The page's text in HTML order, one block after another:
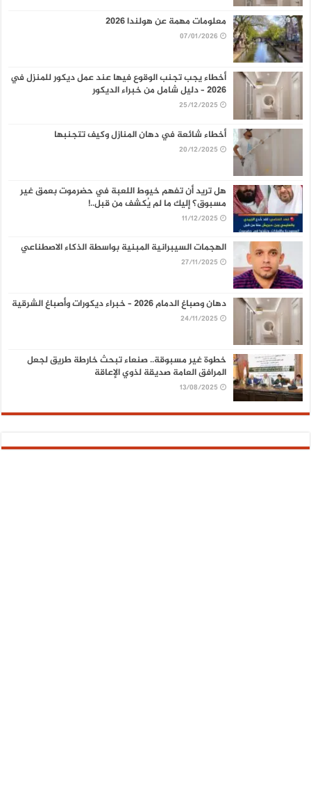
معلومات مهمة عن هولندا 2026
07/01/2026
أخطاء يجب تجنب الوقوع فيها عند عمل ديكور للمنزل في
2026 – دليل شامل من خبراء الديكور
25/12/2025
أخطاء شائعة في دهان المنازل وكيف تتجنبها
20/12/2025
هل تريد أن تفهم خيوط اللعبة في حضرموت بعمق غير
مسبوق؟ إليك ما لم يُكشف من قبل..!
11/12/2025
الهجمات السيبرانية المبنية بواسطة الذكاء الاصطناعي
27/11/2025
دهان وصباغ الدمام 2026 – خبراء ديكورات وأصباغ الشرقية
24/11/2025
خطوة غير مسبوقة.. صنعاء تبحث خارطة طريق لجعل
المرافق العامة صديقة لذوي الإعاقة
13/08/2025